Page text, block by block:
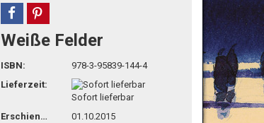
teilen pin it
Weiße Felder
ISBN:
978-3-95839-144-4
Lieferzeit:
Sofort lieferbar
Erschienen
01.10.2015